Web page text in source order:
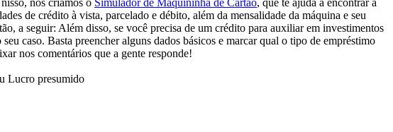
nós criamos o Simulador de Maquininha de Cartão, que te ajuda a encontrar a
de crédito à vista, parcelado e débito, além da mensalidade da máquina e seu
a seguir: Além disso, se você precisa de um crédito para auxiliar em investimentos
caso. Basta preencher alguns dados básicos e marcar qual o tipo de empréstimo
nos comentários que a gente responde!
Lucro presumido